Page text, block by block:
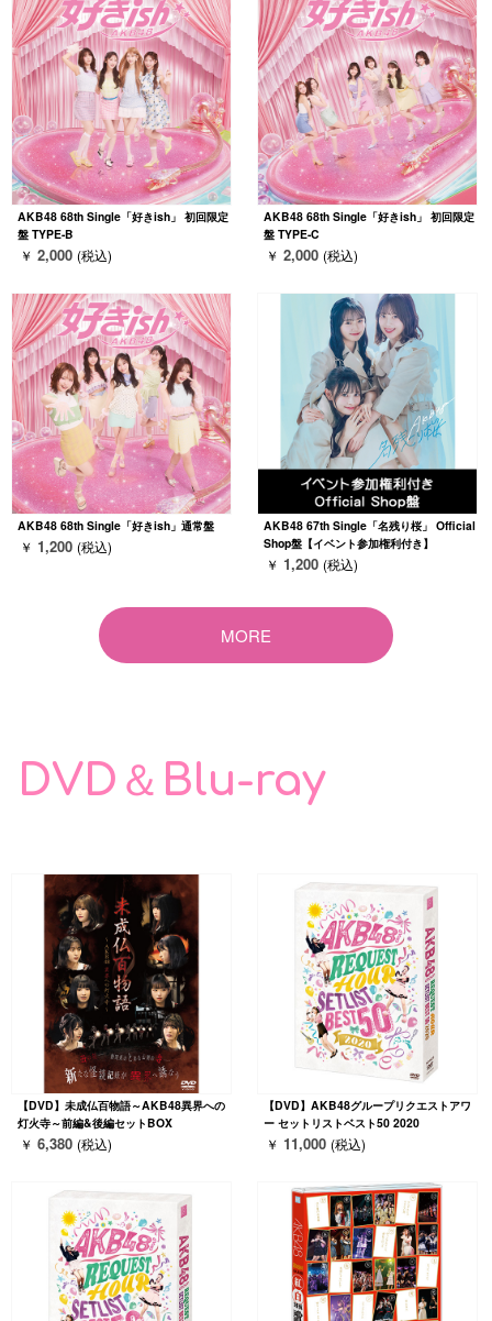
AKB48 68th Single「好きish」 初回限定
盤 TYPE-B
￥ 2,000 (税込)
AKB48 68th Single「好きish」 初回限定
盤 TYPE-C
￥ 2,000 (税込)
AKB48 68th Single「好きish」通常盤
￥ 1,200 (税込)
AKB48 67th Single「名残り桜」 Official
Shop盤【イベント参加権利付き】
￥ 1,200 (税込)
MORE
DVD＆Blu-ray
【DVD】未成仏百物語～AKB48異界への
灯火寺～前編&後編セットBOX
￥ 6,380 (税込)
【DVD】AKB48グループリクエストアワ
ー セットリストベスト50 2020
￥ 11,000 (税込)